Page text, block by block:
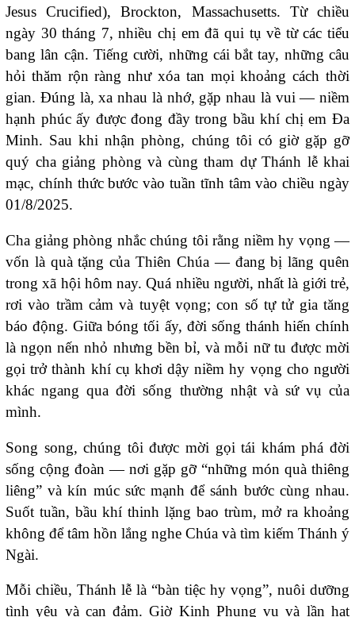
Jesus Crucified), Brockton, Massachusetts. Từ chiều
ngày 30 tháng 7, nhiều chị em đã qui tụ về từ các tiểu
bang lân cận. Tiếng cười, những cái bắt tay, những câu
hỏi thăm rộn ràng như xóa tan mọi khoảng cách thời
gian. Đúng là, xa nhau là nhớ, gặp nhau là vui — niềm
hạnh phúc ấy được đong đầy trong bầu khí chị em Đa
Minh. Sau khi nhận phòng, chúng tôi có giờ gặp gỡ
quý cha giảng phòng và cùng tham dự Thánh lễ khai
mạc, chính thức bước vào tuần tĩnh tâm vào chiều ngày
01/8/2025.
Cha giảng phòng nhắc chúng tôi rằng niềm hy vọng —
vốn là quà tặng của Thiên Chúa — đang bị lãng quên
trong xã hội hôm nay. Quá nhiều người, nhất là giới trẻ,
rơi vào trầm cảm và tuyệt vọng; con số tự tử gia tăng
báo động. Giữa bóng tối ấy, đời sống thánh hiến chính
là ngọn nến nhỏ nhưng bền bỉ, và mỗi nữ tu được mời
gọi trở thành khí cụ khơi dậy niềm hy vọng cho người
khác ngang qua đời sống thường nhật và sứ vụ của
mình.
Song song, chúng tôi được mời gọi tái khám phá đời
sống cộng đoàn — nơi gặp gỡ “những món quà thiêng
liêng” và kín múc sức mạnh để sánh bước cùng nhau.
Suốt tuần, bầu khí thinh lặng bao trùm, mở ra khoảng
không để tâm hồn lắng nghe Chúa và tìm kiếm Thánh ý
Ngài.
Mỗi chiều, Thánh lễ là “bàn tiệc hy vọng”, nuôi dưỡng
tình yêu và can đảm. Giờ Kinh Phụng vụ và lần hạt